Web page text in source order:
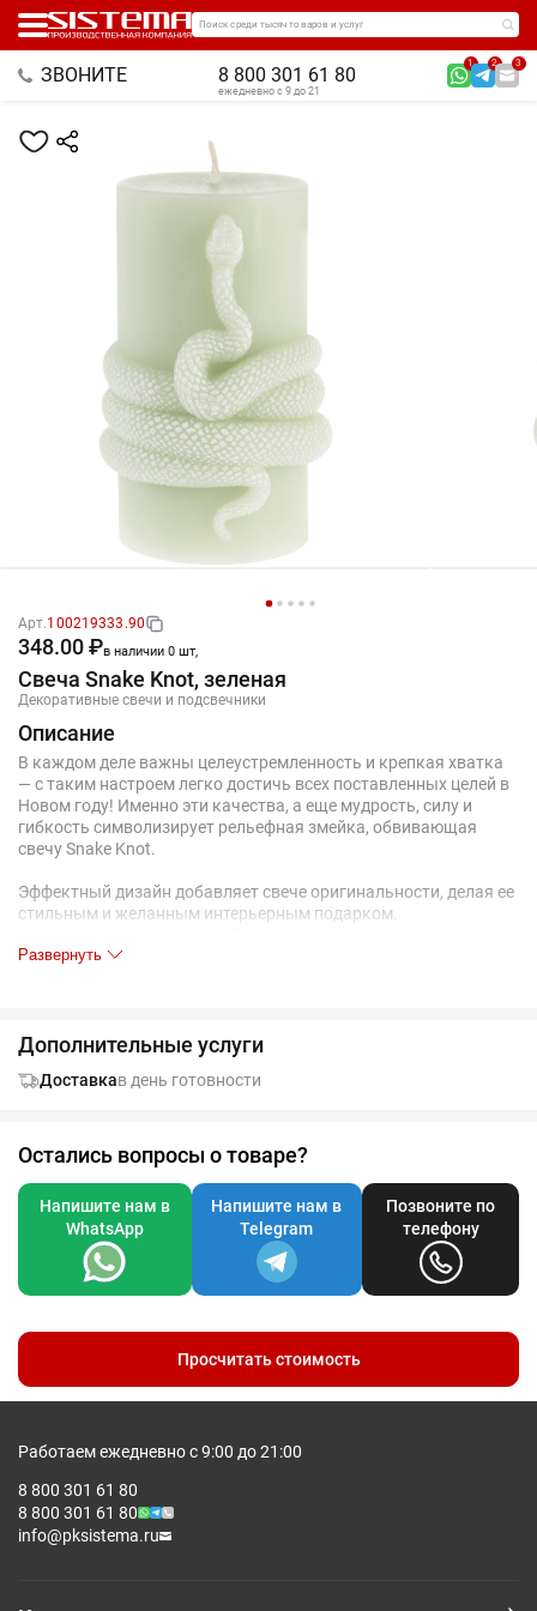
Поиск среди тысяч товаров и услуг
ЗВОНИТЕ 8 800 301 61 80
1 2 3
ежедневно с 9 до 21
Арт.100219333.90
348.00 ₽в наличии 0 шт,
Свеча Snake Knot, зеленая
Декоративные свечи и подсвечники
Описание
В каждом деле важны целеустремленность и крепкая хватка
— с таким настроем легко достичь всех поставленных целей в
Новом году! Именно эти качества, а еще мудрость, силу и
гибкость символизирует рельефная змейка, обвивающая
свечу Snake Knot.
Эффектный дизайн добавляет свече оригинальности, делая ее
стильным и желанным интерьерным подарком.
Поставляется в полиэтиленовом пакете.
Развернуть
Дополнительные услуги
Доставкав день готовности
Остались вопросы о товаре?
Напишите нам в
WhatsApp
Напишите нам в
Telegram
Позвоните по
телефону
Просчитать стоимость
Работаем ежедневно с 9:00 до 21:00
8 800 301 61 80
8 800 301 61 80
info@pksistema.ru